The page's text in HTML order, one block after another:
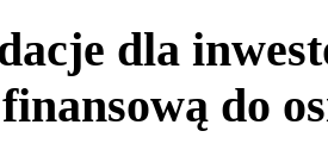
dla
do